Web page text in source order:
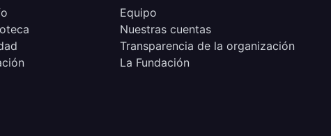
Equipo
Nuestras cuentas
Transparencia de la organización
La Fundación